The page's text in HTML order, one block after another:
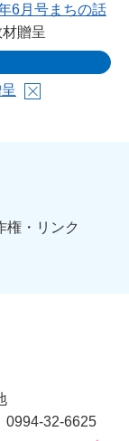
6月号まちの話
贈呈
権・リンク
0994-32-6625